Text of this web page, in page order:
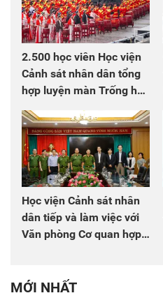
2.500 học viên Học viện
Cảnh sát nhân dân tổng
hợp luyện màn Trống hội
chào mừng Đại hội Đảng
Học viện Cảnh sát nhân
dân tiếp và làm việc với
Văn phòng Cơ quan hợp
MỚI NHẤT